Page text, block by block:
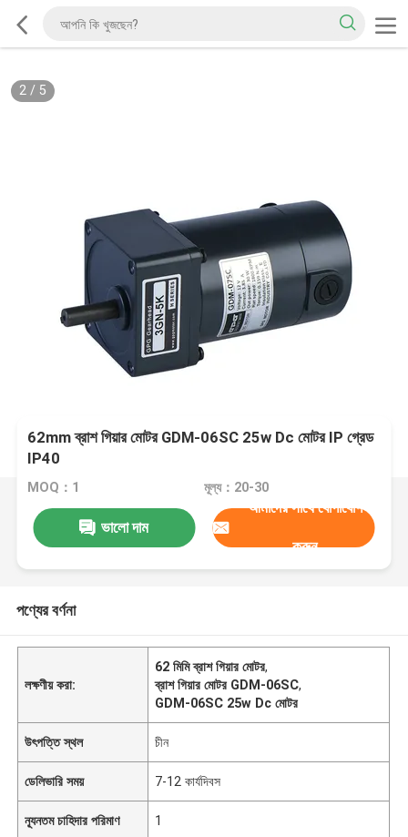
2/ 5
62mm ব্রাশ গিয়ার মোটর GDM-06SC 25w Dc মোটর IP গ্রেড
IP40
MOQ：1 মূল্য：20-30
ভালো দাম
আমাদের সাথে যোগাযোগ
করুন
পণ্যের বর্ণনা
লক্ষণীয় করা:
62 মিমি ব্রাশ গিয়ার মোটর,
ব্রাশ গিয়ার মোটর GDM-06SC,
GDM-06SC 25w Dc মোটর
উৎপত্তি স্থল চীন
ডেলিভারি সময় 7-12 কার্যদিবস
ন্যূনতম চাহিদার পরিমাণ 1